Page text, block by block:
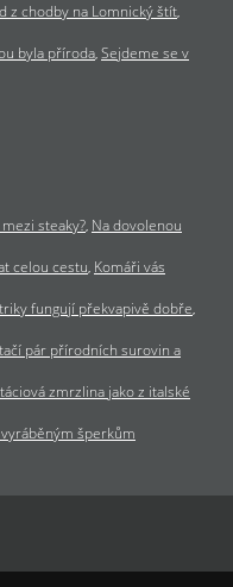
z chodby na Lomnický štít
byla příroda Sejdeme se v
steaky? Na dovolenou
celou cestu Komáři vás
fungují překvapivě dobře
pár přírodních surovin a
zmrzlina jako z italské
šperkům